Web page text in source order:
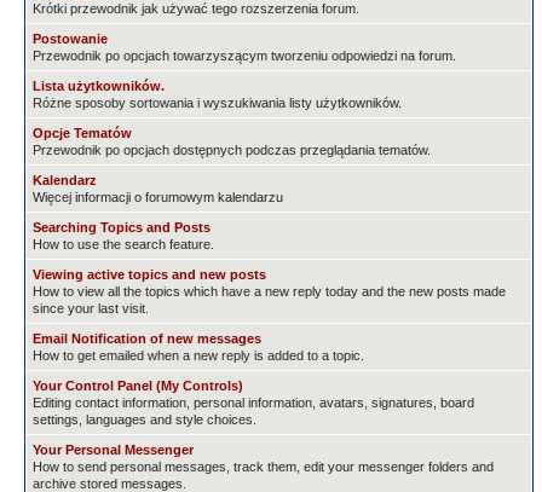
Krótki przewodnik jak używać tego rozszerzenia forum.
Postowanie
Przewodnik po opcjach towarzyszącym tworzeniu odpowiedzi na forum.
Lista użytkowników.
Różne sposoby sortowania i wyszukiwania listy użytkowników.
Opcje Tematów
Przewodnik po opcjach dostępnych podczas przeglądania tematów.
Kalendarz
Więcej informacji o forumowym kalendarzu
Searching Topics and Posts
How to use the search feature.
Viewing active topics and new posts
How to view all the topics which have a new reply today and the new posts made
since your last visit.
Email Notification of new messages
How to get emailed when a new reply is added to a topic.
Your Control Panel (My Controls)
Editing contact information, personal information, avatars, signatures, board
settings, languages and style choices.
Your Personal Messenger
How to send personal messages, track them, edit your messenger folders and
archive stored messages.